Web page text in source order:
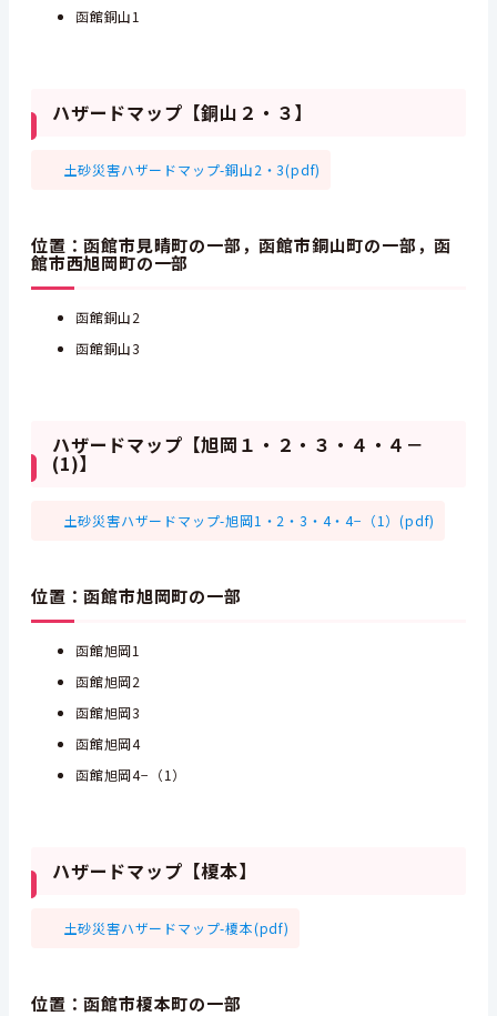
函館銅山1
ハザードマップ【銅山２・３】
土砂災害ハザードマップ-銅山2・3(pdf)
位置：函館市見晴町の一部，函館市銅山町の一部，函
館市西旭岡町の一部
函館銅山2
函館銅山3
ハザードマップ【旭岡１・２・３・４・４－
(1)】
土砂災害ハザードマップ-旭岡1・2・3・4・4−（1）(pdf)
位置：函館市旭岡町の一部
函館旭岡1
函館旭岡2
函館旭岡3
函館旭岡4
函館旭岡4−（1）
ハザードマップ【榎本】
土砂災害ハザードマップ-榎本(pdf)
位置：函館市榎本町の一部